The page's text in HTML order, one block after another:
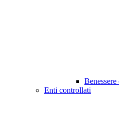
Enti controllati